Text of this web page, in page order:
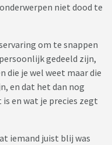
niet dood te
om te snappen
gedeeld zijn,
die je wel weet maar die
en dat het dan nog
en wat je precies zegt
iemand juist blij was